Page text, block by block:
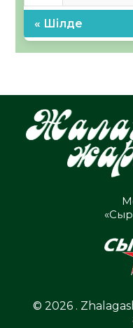
« Шілде
© 2026 .